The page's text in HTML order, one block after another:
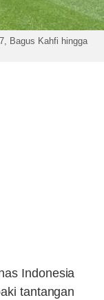
Bagus Kahfi hingga
Indonesia
tantangan